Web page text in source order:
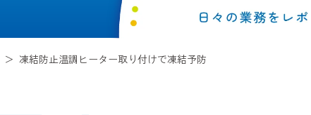
凍結防止温調ヒーター取り付けで凍結予防